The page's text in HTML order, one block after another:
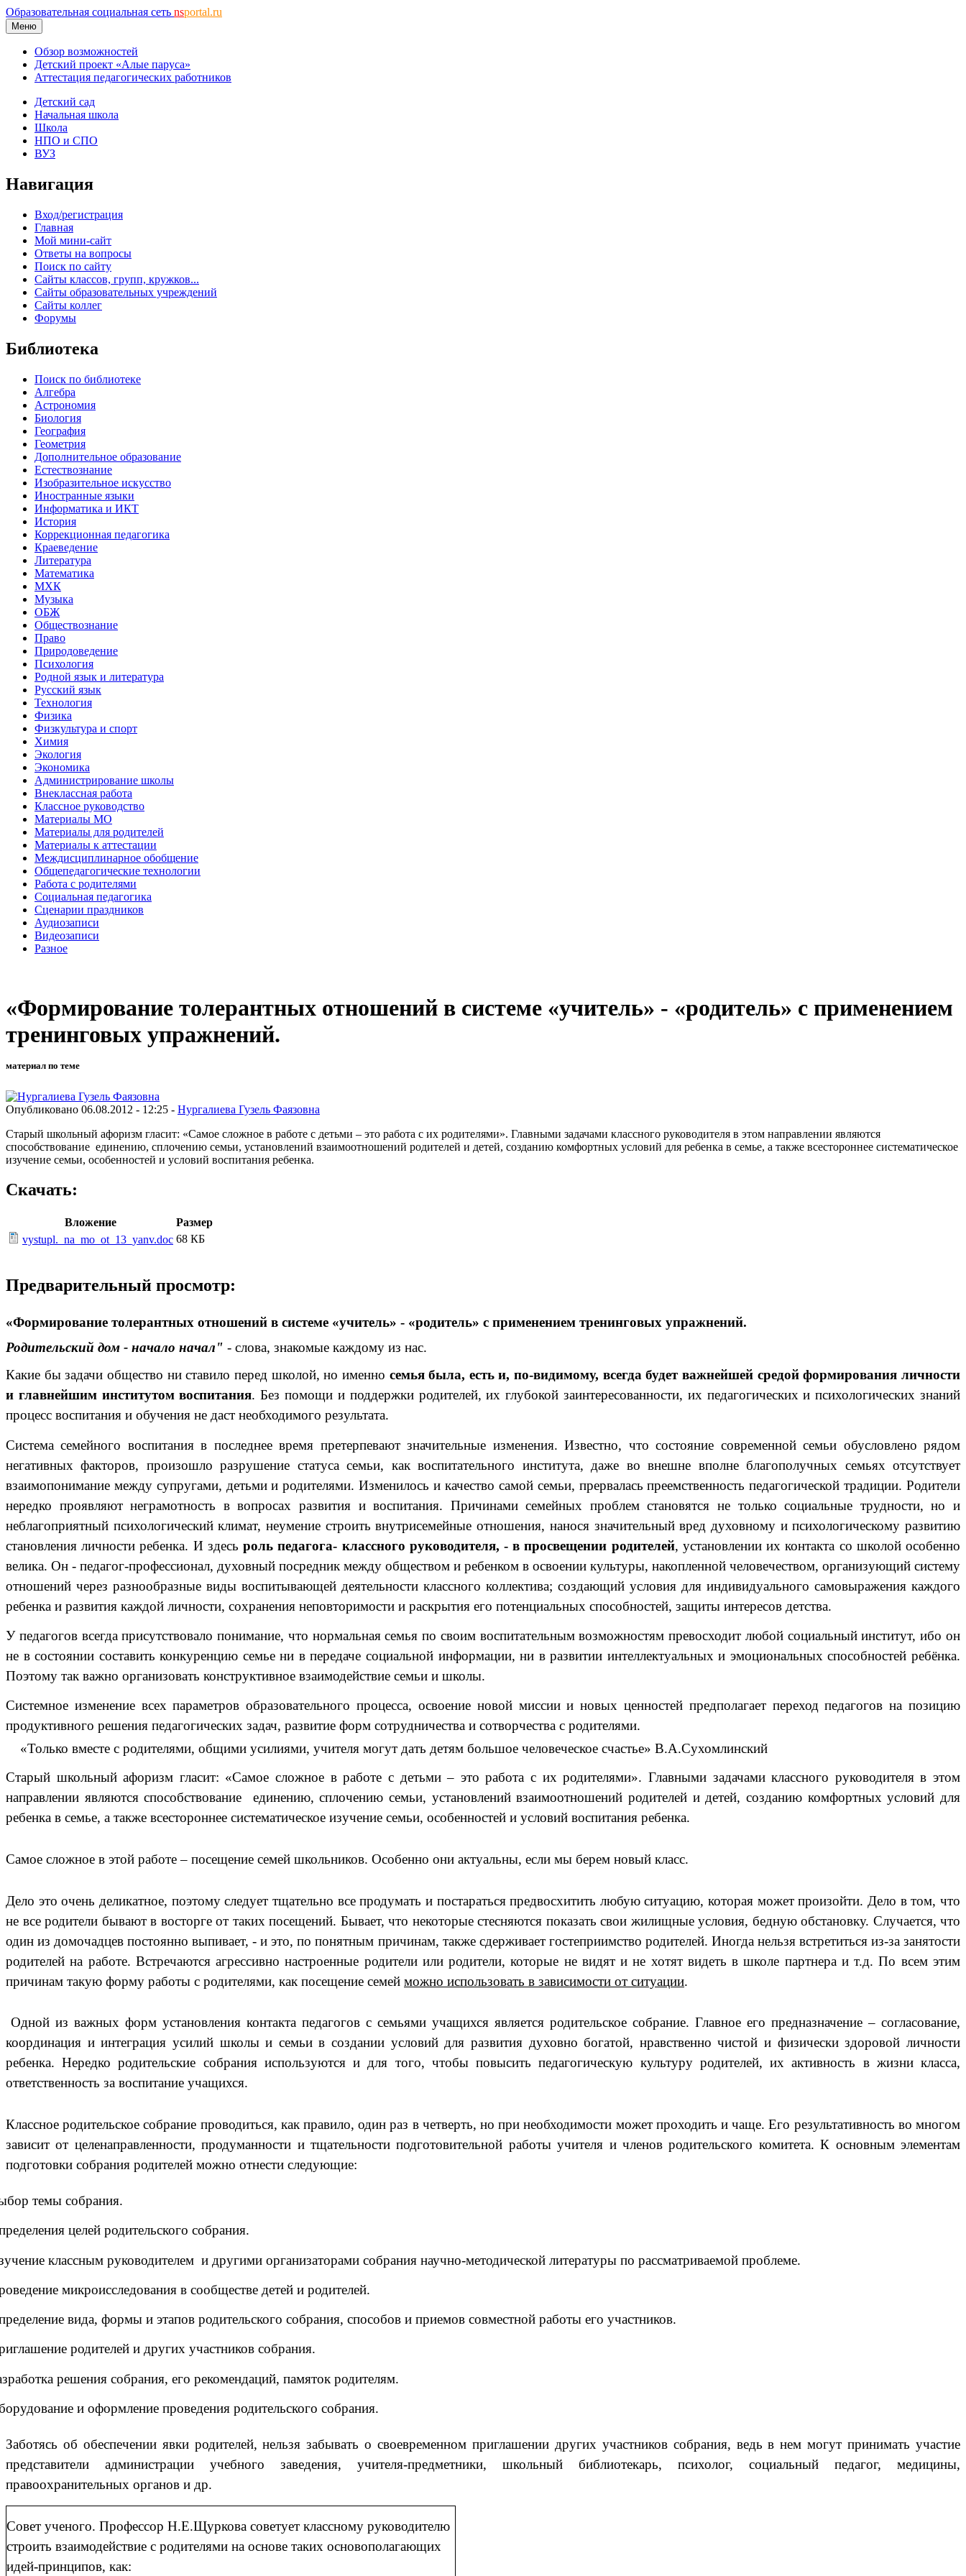
Образовательная социальная сеть nsportal.ru
Меню
Обзор возможностей
Детский проект «Алые паруса»
Аттестация педагогических работников
Детский сад
Начальная школа
Школа
НПО и СПО
ВУЗ
Навигация
Вход/регистрация
Главная
Мой мини-сайт
Ответы на вопросы
Поиск по сайту
Сайты классов, групп, кружков...
Сайты образовательных учреждений
Сайты коллег
Форумы
Библиотека
Поиск по библиотеке
Алгебра
Астрономия
Биология
География
Геометрия
Дополнительное образование
Естествознание
Изобразительное искусство
Иностранные языки
Информатика и ИКТ
История
Коррекционная педагогика
Краеведение
Литература
Математика
МХК
Музыка
ОБЖ
Обществознание
Право
Природоведение
Психология
Родной язык и литература
Русский язык
Технология
Физика
Физкультура и спорт
Химия
Экология
Экономика
Администрирование школы
Внеклассная работа
Классное руководство
Материалы МО
Материалы для родителей
Материалы к аттестации
Междисциплинарное обобщение
Общепедагогические технологии
Работа с родителями
Социальная педагогика
Сценарии праздников
Аудиозаписи
Видеозаписи
Разное
«Формирование толерантных отношений в системе «учитель» - «родитель» с применением
тренинговых упражнений.
материал по теме
Опубликовано 06.08.2012 - 12:25 - Нургалиева Гузель Фаязовна
Старый школьный афоризм гласит: «Самое сложное в работе с детьми – это работа с их родителями». Главными задачами классного руководителя в этом направлении являются
способствование единению, сплочению семьи, установлений взаимоотношений родителей и детей, созданию комфортных условий для ребенка в семье, а также всестороннее систематическое
изучение семьи, особенностей и условий воспитания ребенка.
Скачать:
Вложение
Размер
vystupl._na_mo_ot_13_yanv.doc 68 КБ
Предварительный просмотр:
«Формирование толерантных отношений в системе «учитель» - «родитель» с применением тренинговых упражнений.
Родительский дом - начало начал" - слова, знакомые каждому из нас.
Какие бы задачи общество ни ставило перед школой, но именно семья была, есть и, по-видимому, всегда будет важнейшей средой формирования личности
и главнейшим институтом воспитания. Без помощи и поддержки родителей, их глубокой заинтересованности, их педагогических и психологических знаний
процесс воспитания и обучения не даст необходимого результата.
Система семейного воспитания в последнее время претерпевают значительные изменения. Известно, что состояние современной семьи обусловлено рядом
негативных факторов, произошло разрушение статуса семьи, как воспитательного института, даже во внешне вполне благополучных семьях отсутствует
взаимопонимание между супругами, детьми и родителями. Изменилось и качество самой семьи, прервалась преемственность педагогической традиции. Родители
нередко проявляют неграмотность в вопросах развития и воспитания. Причинами семейных проблем становятся не только социальные трудности, но и
неблагоприятный психологический климат, неумение строить внутрисемейные отношения, нанося значительный вред духовному и психологическому развитию
становления личности ребенка. И здесьроль педагога- классного руководителя, - в просвещении родителей, установлении их контакта со школой особенно
велика. Он - педагог-профессионал, духовный посредник между обществом и ребенком в освоении культуры, накопленной человечеством, организующий систему
отношений через разнообразные виды воспитывающей деятельности классного коллектива; создающий условия для индивидуального самовыражения каждого
ребенка и развития каждой личности, сохранения неповторимости и раскрытия его потенциальных способностей, защиты интересов детства.
У педагогов всегда присутствовало понимание, что нормальная семья по своим воспитательным возможностям превосходит любой социальный институт, ибо он
не в состоянии составить конкуренцию семье ни в передаче социальной информации, ни в развитии интеллектуальных и эмоциональных способностей ребёнка.
Поэтому так важно организовать конструктивное взаимодействие семьи и школы.
Системное изменение всех параметров образовательного процесса, освоение новой миссии и новых ценностей предполагает переход педагогов на позицию
продуктивного решения педагогических задач, развитие форм сотрудничества и сотворчества с родителями.
«Только вместе с родителями, общими усилиями, учителя могут дать детям большое человеческое счастье» В.А.Сухомлинский
Старый школьный афоризм гласит: «Самое сложное в работе с детьми – это работа с их родителями». Главными задачами классного руководителя в этом
направлении являются способствование единению, сплочению семьи, установлений взаимоотношений родителей и детей, созданию комфортных условий для
ребенка в семье, а также всестороннее систематическое изучение семьи, особенностей и условий воспитания ребенка.
Самое сложное в этой работе – посещение семей школьников. Особенно они актуальны, если мы берем новый класс.
Дело это очень деликатное, поэтому следует тщательно все продумать и постараться предвосхитить любую ситуацию, которая может произойти. Дело в том, что
не все родители бывают в восторге от таких посещений. Бывает, что некоторые стесняются показать свои жилищные условия, бедную обстановку. Случается, что
один из домочадцев постоянно выпивает, - и это, по понятным причинам, также сдерживает гостеприимство родителей. Иногда нельзя встретиться из-за занятости
родителей на работе. Встречаются агрессивно настроенные родители или родители, которые не видят и не хотят видеть в школе партнера и т.д. По всем этим
причинам такую форму работы с родителями, как посещение семей можно использовать в зависимости от ситуации.
Одной из важных форм установления контакта педагогов с семьями учащихся является родительское собрание. Главное его предназначение – согласование,
координация и интеграция усилий школы и семьи в создании условий для развития духовно богатой, нравственно чистой и физически здоровой личности
ребенка. Нередко родительские собрания используются и для того, чтобы повысить педагогическую культуру родителей, их активность в жизни класса,
ответственность за воспитание учащихся.
Классное родительское собрание проводиться, как правило, один раз в четверть, но при необходимости может проходить и чаще. Его результативность во многом
зависит от целенаправленности, продуманности и тщательности подготовительной работы учителя и членов родительского комитета. К основным элементам
подготовки собрания родителей можно отнести следующие:
темы собрания.
целей родительского собрания.
классным руководителем и другими организаторами собрания научно-методической литературы по рассматриваемой проблеме.
микроисследования в сообществе детей и родителей.
вида, формы и этапов родительского собрания, способов и приемов совместной работы его участников.
родителей и других участников собрания.
решения собрания, его рекомендаций, памяток родителям.
и оформление проведения родительского собрания.
Заботясь об обеспечении явки родителей, нельзя забывать о своевременном приглашении других участников собрания, ведь в нем могут принимать участие
представители администрации учебного заведения, учителя-предметники, школьный библиотекарь, психолог, социальный педагог, медицины,
правоохранительных органов и др.
Совет ученого. Профессор Н.Е.Щуркова советует классному руководителю
строить взаимодействие с родителями на основе таких основополагающих
идей-принципов, как: